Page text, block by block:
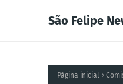
São Felipe
Página inicial